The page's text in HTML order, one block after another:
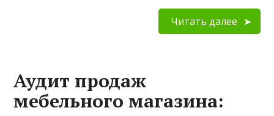
Читать далее
Аудит продаж
мебельного магазина: